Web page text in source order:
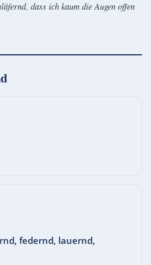
dass ich kaum die Augen offen
federnd, lauernd,